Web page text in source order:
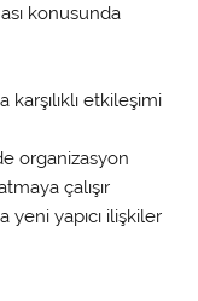
konusunda
karşılıklı etkileşimi
organizasyon
çalışır
yeni yapıcı ilişkiler